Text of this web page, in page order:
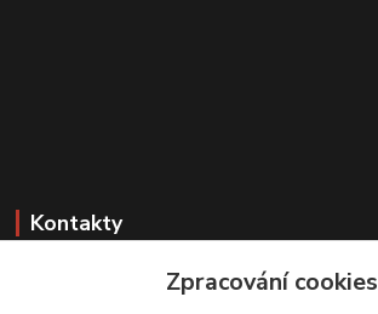
Kontakty
Zákaznická podpora
+420 608 331 344
Zpracování cookies